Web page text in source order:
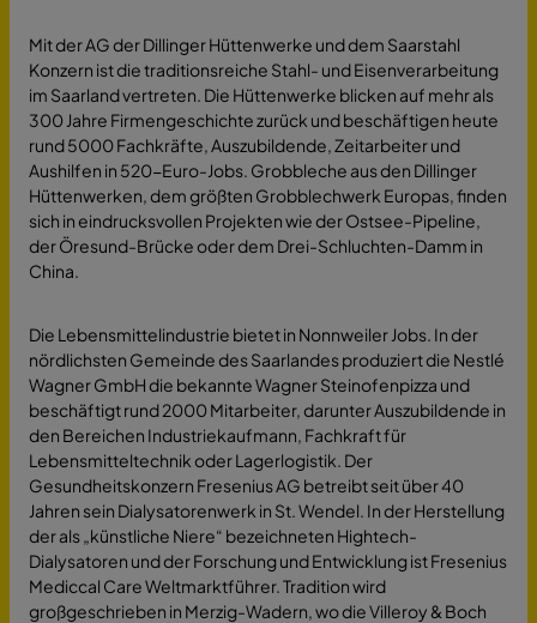
Mit der AG der Dillinger Hüttenwerke und dem Saarstahl
Konzern ist die traditionsreiche Stahl- und Eisenverarbeitung
im Saarland vertreten. Die Hüttenwerke blicken auf mehr als
300 Jahre Firmengeschichte zurück und beschäftigen heute
rund 5000 Fachkräfte, Auszubildende, Zeitarbeiter und
Aushilfen in 520-Euro-Jobs. Grobbleche aus den Dillinger
Hüttenwerken, dem größten Grobblechwerk Europas, finden
sich in eindrucksvollen Projekten wie der Ostsee-Pipeline,
der Öresund-Brücke oder dem Drei-Schluchten-Damm in
China.
Die Lebensmittelindustrie bietet in Nonnweiler Jobs. In der
nördlichsten Gemeinde des Saarlandes produziert die Nestlé
Wagner GmbH die bekannte Wagner Steinofenpizza und
beschäftigt rund 2000 Mitarbeiter, darunter Auszubildende in
den Bereichen Industriekaufmann, Fachkraft für
Lebensmitteltechnik oder Lagerlogistik. Der
Gesundheitskonzern Fresenius AG betreibt seit über 40
Jahren sein Dialysatorenwerk in St. Wendel. In der Herstellung
der als „künstliche Niere“ bezeichneten Hightech-
Dialysatoren und der Forschung und Entwicklung ist Fresenius
Mediccal Care Weltmarktführer. Tradition wird
großgeschrieben in Merzig-Wadern, wo die Villeroy & Boch